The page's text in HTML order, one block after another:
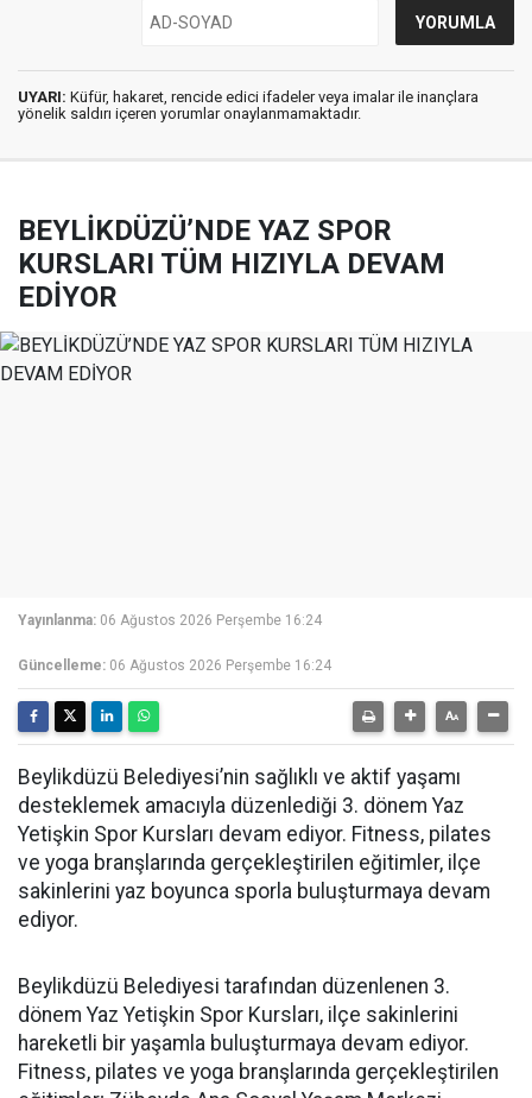
UYARI: Küfür, hakaret, rencide edici ifadeler veya imalar ile inançlara
yönelik saldırı içeren yorumlar onaylanmamaktadır.
BEYLİKDÜZÜ’NDE YAZ SPOR
KURSLARI TÜM HIZIYLA DEVAM
EDİYOR
Yayınlanma: 06 Ağustos 2026 Perşembe 16:24
Güncelleme: 06 Ağustos 2026 Perşembe 16:24
Beylikdüzü Belediyesi’nin sağlıklı ve aktif yaşamı
desteklemek amacıyla düzenlediği 3. dönem Yaz
Yetişkin Spor Kursları devam ediyor. Fitness, pilates
ve yoga branşlarında gerçekleştirilen eğitimler, ilçe
sakinlerini yaz boyunca sporla buluşturmaya devam
ediyor.
Beylikdüzü Belediyesi tarafından düzenlenen 3.
dönem Yaz Yetişkin Spor Kursları, ilçe sakinlerini
hareketli bir yaşamla buluşturmaya devam ediyor.
Fitness, pilates ve yoga branşlarında gerçekleştirilen